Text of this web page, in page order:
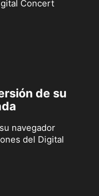
Concert
de su
navegador
del Digital